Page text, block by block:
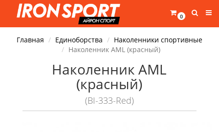
0
Главная Единоборства
Наколенники спортивные
Наколенник AML (красный)
Наколенник AML
(красный)
(BI-333-Red)